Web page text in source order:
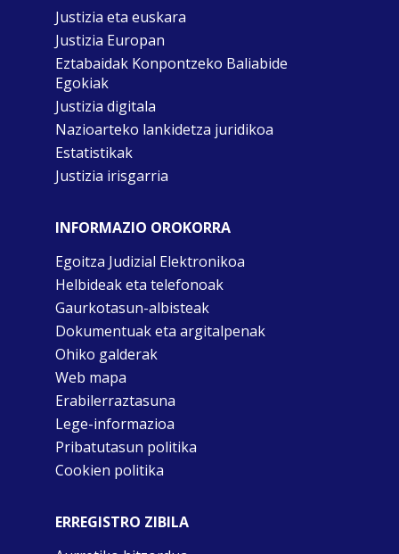
Justizia eta euskara
Justizia Europan
Eztabaidak Konpontzeko Baliabide
Egokiak
Justizia digitala
Nazioarteko lankidetza juridikoa
Estatistikak
Justizia irisgarria
INFORMAZIO OROKORRA
Egoitza Judizial Elektronikoa
Helbideak eta telefonoak
Gaurkotasun-albisteak
Dokumentuak eta argitalpenak
Ohiko galderak
Web mapa
Erabilerraztasuna
Lege-informazioa
Pribatutasun politika
Cookien politika
ERREGISTRO ZIBILA